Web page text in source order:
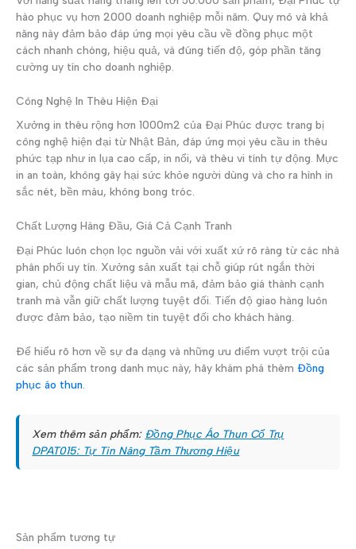
hào phục vụ hơn 2000 doanh nghiệp mỗi năm. Quy mô và khả
năng này đảm bảo đáp ứng mọi yêu cầu về đồng phục một
cách nhanh chóng, hiệu quả, và đúng tiến độ, góp phần tăng
cường uy tín cho doanh nghiệp.
Công Nghệ In Thêu Hiện Đại
Xưởng in thêu rộng hơn 1000m2 của Đại Phúc được trang bị
công nghệ hiện đại từ Nhật Bản, đáp ứng mọi yêu cầu in thêu
phức tạp như in lụa cao cấp, in nổi, và thêu vi tính tự động. Mực
in an toàn, không gây hại sức khỏe người dùng và cho ra hình in
sắc nét, bền màu, không bong tróc.
Chất Lượng Hàng Đầu, Giá Cả Cạnh Tranh
Đại Phúc luôn chọn lọc nguồn vải với xuất xứ rõ ràng từ các nhà
phân phối uy tín. Xưởng sản xuất tại chỗ giúp rút ngắn thời
gian, chủ động chất liệu và mẫu mã, đảm bảo giá thành cạnh
tranh mà vẫn giữ chất lượng tuyệt đối. Tiến độ giao hàng luôn
được đảm bảo, tạo niềm tin tuyệt đối cho khách hàng.
Để hiểu rõ hơn về sự đa dạng và những ưu điểm vượt trội của
các sản phẩm trong danh mục này, hãy khám phá thêm Đồng
phục áo thun
Xem thêm sản phẩm: Đồng Phục Áo Thun Cổ Trụ
DPAT015: Tự Tin Nâng Tầm Thương Hiệu
Sản phẩm tương tự